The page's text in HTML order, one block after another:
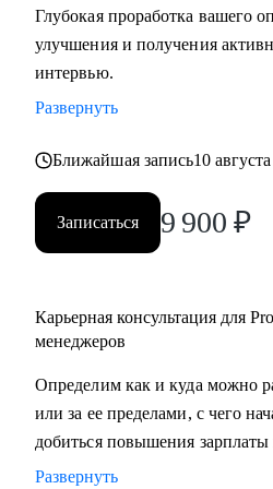
С чем помогу:
• Создать качественное резюме
скорректировать имеющееся с
• Подготовиться к интервью,
и сформулировать ответы на
вопросы.
• Сделать ревью ваших текущих
manager-a.
• Продактам от junior до lead
продуктом.
Кому могу помочь:
• Тем, кто хочет войти в IT и
Глубокая проработка вашего
улучшения и получения
интервью.
Развернуть
Ближайшая запись10
Записаться 9 900 ₽
Карьерная консультация для
менеджеров
Определим как и куда можно
или за ее пределами, с чего
добиться повышения зарплаты
Развернуть